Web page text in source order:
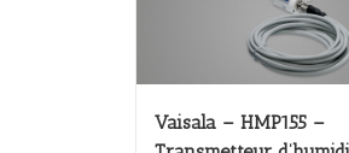
Vaisala – HMP155 –